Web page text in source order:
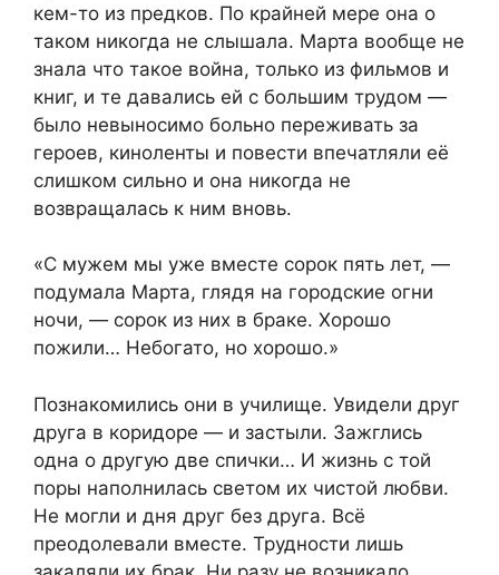
кем-то из предков. По крайней мере она о
таком никогда не слышала. Марта вообще не
знала что такое война, только из фильмов и
книг, и те давались ей с большим трудом —
было невыносимо больно переживать за
героев, киноленты и повести впечатляли её
слишком сильно и она никогда не
возвращалась к ним вновь.
«С мужем мы уже вместе сорок пять лет, —
подумала Марта, глядя на городские огни
ночи, — сорок из них в браке. Хорошо
пожили… Небогато, но хорошо.»
Познакомились они в училище. Увидели друг
друга в коридоре — и застыли. Зажглись
одна о другую две спички… И жизнь с той
поры наполнилась светом их чистой любви.
Не могли и дня друг без друга. Всё
преодолевали вместе. Трудности лишь